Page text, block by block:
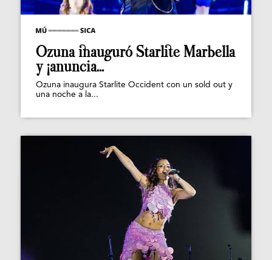
Ozuna inauguró Starlite Marbella
y ¡anuncia...
Ozuna inaugura Starlite Occident con un sold out y
una noche a la...